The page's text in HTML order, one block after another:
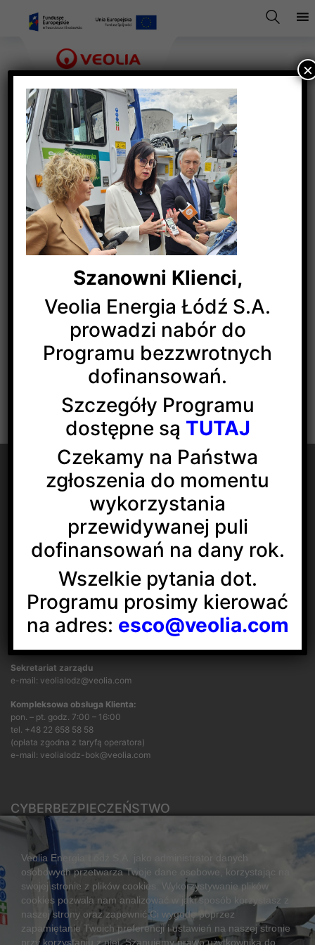
badania s 1
Veolia Energia Łódź S.A.
ul. J.Andrzejewskiej 5
92-550 Łódź
Social media:
Sekretariat zarządu
e-mail: veolialodz@veolia.com
Kompleksowa obsługa Klienta:
pon. – pt. godz. 7:00 – 16:00
tel. +48 22 658 58 58
(opłata zgodna z taryfą operatora)
e-mail: veolialodz-bok@veolia.com
CYBERBEZPIECZEŃSTWO
Rozwiązywanie sporów konsumenckich
ZGŁOŚ NIEPRAWIDŁOWOŚĆ
CIEPŁO SYSTEMOWE
Zalety ciepła systemowego
Szanowni Klienci,
Veolia Energia Łódź S.A.
prowadzi nabór do
Programu bezzwrotnych
dofinansowań.
Szczegóły Programu
dostępne są TUTAJ
Czekamy na Państwa
zgłoszenia do momentu
wykorzystania
przewidywanej puli
dofinansowań na dany rok.
Wszelkie pytania dot.
Programu prosimy kierować
na adres: esco@veolia.com
×
Veolia Energia Łódź S.A. jako administrator danych
osobowych przetwarza Twoje dane osobowe, korzystając na
swojej stronie z plików cookies. Wykorzystywanie plików
cookies pozwala nam analizować w jaki sposób korzystasz z
naszej strony oraz zapewnić Ci wygodę poprzez
zapamiętanie Twoich preferencji i ustawień na naszej stronie
przy korzystaniu z niej. Szanujemy prawo użytkownika do